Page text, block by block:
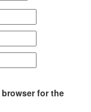
for the